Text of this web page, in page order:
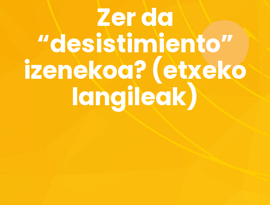
Zer da
“desistimiento”
izenekoa? (etxeko
langileak)